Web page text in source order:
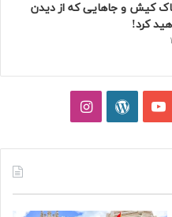
کیش و جاهایی که از دیدن
کرد!
یوتیوبوردپرساینستاگرام